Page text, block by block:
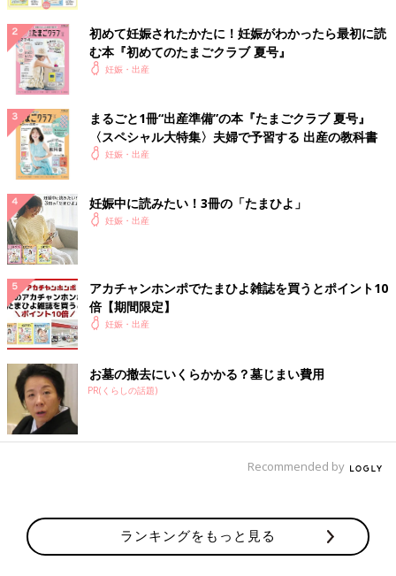
口も実は開きが悪かったけど分娩台上がってからが早くてよかっ
たね〜」と言われる
〜感想〜
・痛みに強い、にぶいのに後半の陣痛はめちゃくちゃ痛かった！
けど出産できるための痛みに最後まで達してないので陣痛やばい
と思った
・分娩台上がってからキツすぎて本気で 帝王切開 に切り替えて欲
しいと思った(看護実習で帝王切開見学経験あり、帝王切開の大
変さは承知)
・結果として分娩時間は16時間くらいで平均的でした。めちゃく
ちゃキツかったけど、寝不足の状態で陣痛始まったから終始意識
朦朧としてたのが逆によかったのかもしれない
・コロナ禍で面会制限ある中、アパートが遠いって理由で夫が出
産まで付き添いを許可してくれた病院に感謝。精神的にとても助
かりました
〜夫について〜
これからガルガル期になると予想されるので忘れないためにも夫
への感謝を綴ります。
仕事帰り、直前まで日課のオンラインゲームしてほとんど睡眠取
れない中、車で1時間30分かけてきてくれて、12時間付き添いの
中1回も嫌な顔せずニコニコして背中摩ったり細かい事してくれ
(陣痛中はそんな余裕なく実際に怒ったり居て欲しくない、触っ
以上出産レポでした。
ほんとに世の中の母全員尊敬します
初めて妊娠されたかたに！妊娠がわかったら最初に読
む本『初めてのたまごクラブ 夏号』
妊娠・出産
まるごと1冊“出産準備”の本『たまごクラブ 夏号』
〈スペシャル大特集〉夫婦で予習する 出産の教科書
妊娠・出産
妊娠中に読みたい！3冊の「たまひよ」
妊娠・出産
アカチャンホンポでたまひよ雑誌を買うとポイント10
倍【期間限定】
妊娠・出産
お墓の撤去にいくらかかる？墓じまい費用
PR(くらしの話題)
Recommended by
ランキングをもっと見る